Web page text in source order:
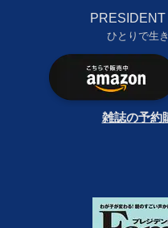
ひとりで生
雑誌の予約